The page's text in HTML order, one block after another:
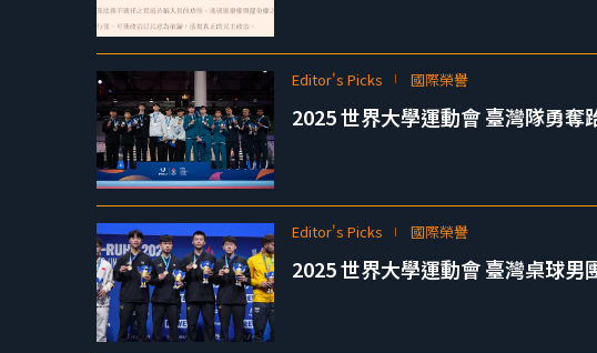
Editor's Picks 國際榮譽
2025 世界大學運動會 臺灣隊勇奪
Editor's Picks 國際榮譽
2025 世界大學運動會 臺灣桌球男